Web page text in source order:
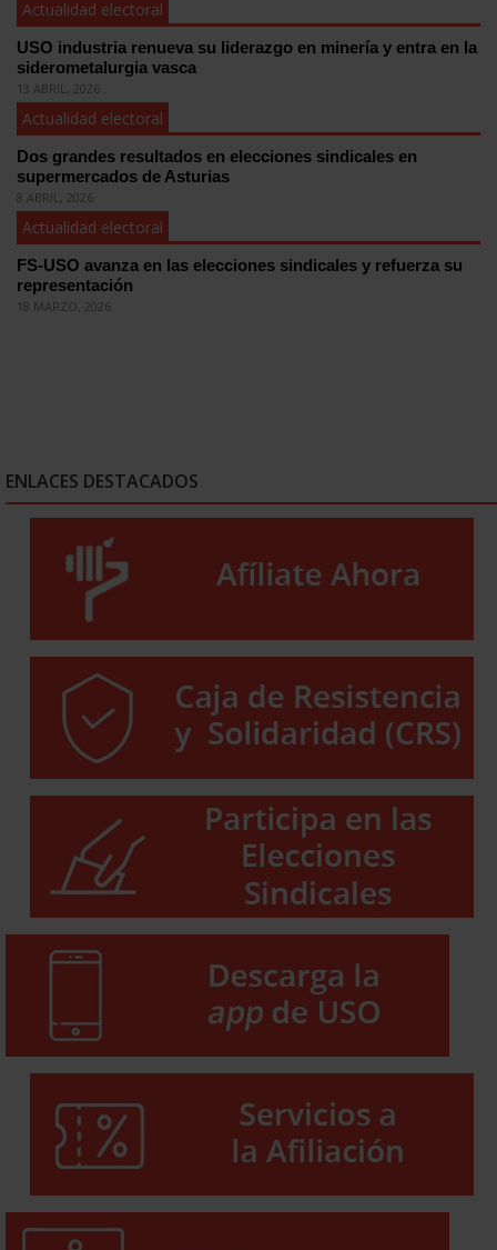
Actualidad electoral
USO industria renueva su liderazgo en minería y entra en la
siderometalurgia vasca
13 ABRIL, 2026
Actualidad electoral
Dos grandes resultados en elecciones sindicales en
supermercados de Asturias
8 ABRIL, 2026
Actualidad electoral
FS-USO avanza en las elecciones sindicales y refuerza su
representación
18 MARZO, 2026
ENLACES DESTACADOS